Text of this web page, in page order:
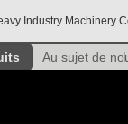
Industry Machinery
Au sujet de